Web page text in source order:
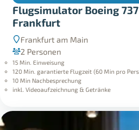
Flugsimulator Boeing
Frankfurt
Frankfurt am Main
2 Personen
15 Min. Einweisung
120 Min. garantierte Flugzeit (60 Min pro
10 Min Nachbesprechung
inkl. Videoaufzeichnung & Getränke